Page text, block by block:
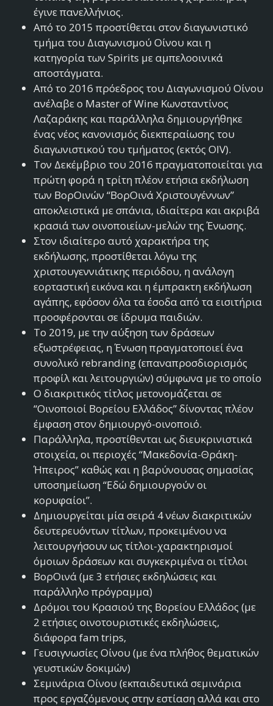
έγινε πανελλήνιος.
Από το 2015 προστίθεται στον διαγωνιστικό
τμήμα του Διαγωνισμού Οίνου και η
κατηγορία των Spirits με αμπελοοινικά
αποστάγματα.
Από το 2016 πρόεδρος του Διαγωνισμού Οίνου
ανέλαβε ο Master of Wine Κωνσταντίνος
Λαζαράκης και παράλληλα δημιουργήθηκε
ένας νέος κανονισμός διεκπεραίωσης του
διαγωνιστικού του τμήματος (εκτός OIV).
Τον Δεκέμβριο του 2016 πραγματοποιείται για
πρώτη φορά η τρίτη πλέον ετήσια εκδήλωση
των ΒορΟινών “ΒορΟινά Χριστουγέννων”
αποκλειστικά με σπάνια, ιδιαίτερα και ακριβά
κρασιά των οινοποιείων-μελών της Ένωσης.
Στον ιδιαίτερο αυτό χαρακτήρα της
εκδήλωσης, προστίθεται λόγω της
χριστουγεννιάτικης περιόδου, η ανάλογη
εορταστική εικόνα και η έμπρακτη εκδήλωση
αγάπης, εφόσον όλα τα έσοδα από τα εισιτήρια
προσφέρονται σε ίδρυμα παιδιών.
Το 2019, με την αύξηση των δράσεων
εξωστρέφειας, η Ένωση πραγματοποιεί ένα
συνολικό rebranding (επαναπροσδιορισμός
προφίλ και λειτουργιών) σύμφωνα με το οποίο
Ο διακριτικός τίτλος μετονομάζεται σε
“Οινοποιοί Βορείου Ελλάδος” δίνοντας πλέον
έμφαση στον δημιουργό-οινοποιό.
Παράλληλα, προστίθενται ως διευκρινιστικά
στοιχεία, οι περιοχές “Μακεδονία-Θράκη-
Ήπειρος” καθώς και η βαρύνουσας σημασίας
υποσημείωση “Εδώ δημιουργούν οι
κορυφαίοι”.
Δημιουργείται μία σειρά 4 νέων διακριτικών
δευτερευόντων τίτλων, προκειμένου να
λειτουργήσουν ως τίτλοι-χαρακτηρισμοί
όμοιων δράσεων και συγκεκριμένα οι τίτλοι
ΒορΟινά (με 3 ετήσιες εκδηλώσεις και
παράλληλο πρόγραμμα)
Δρόμοι του Κρασιού της Βορείου Ελλάδος (με
2 ετήσιες οινοτουριστικές εκδηλώσεις,
διάφορα fam trips,
Γευσιγνωσίες Οίνου (με ένα πλήθος θεματικών
γευστικών δοκιμών)
Σεμινάρια Οίνου (εκπαιδευτικά σεμινάρια
προς εργαζόμενους στην εστίαση αλλά και στο